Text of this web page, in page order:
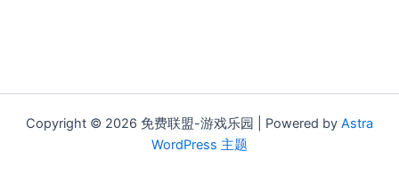
Copyright © 2026 免费联盟-游戏乐园 | Powered by Astra
WordPress 主题